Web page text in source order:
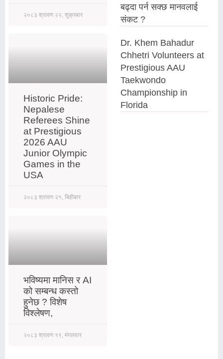
२०८३ श्रावण २२, शुक्रबार
Historic Pride:
Nepalese
Referees Shine
at Prestigious
2026 AAU
Junior Olympic
Games in the
USA
२०८३ श्रावण २१, बिहीबार
भविष्यमा मानिस र AI
को सम्बन्ध कस्तो
हुनेछ ? विशेष
विश्लेषण,
२०८३ श्रावण १९, मंगलवार
बढ्दा पर्न सक्छ मानवलाई
संकट ?
Dr. Khem Bahadur
Chhetri Volunteers at
Prestigious AAU
Taekwondo
Championship in
Florida